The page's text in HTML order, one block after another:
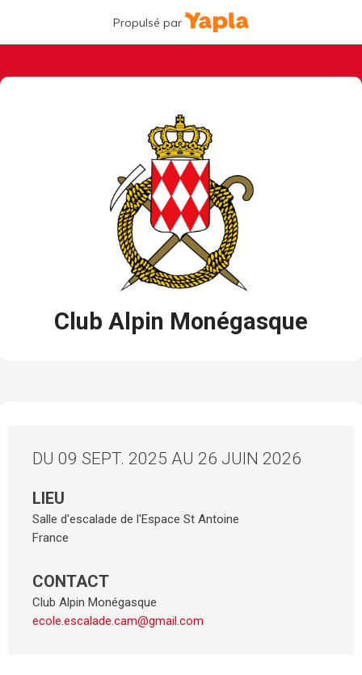
Propulsé par
Club Alpin Monégasque
DU 09 SEPT. 2025 AU 26 JUIN 2026
LIEU
Salle d'escalade de l'Espace St Antoine
France
CONTACT
Club Alpin Monégasque
ecole.escalade.cam@gmail.com